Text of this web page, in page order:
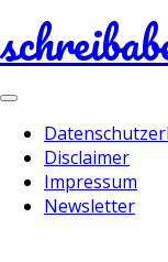
Toggle
Disclaimer
Impressum
Newsletter